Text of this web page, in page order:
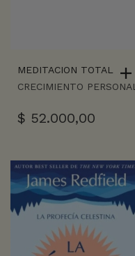
MEDITACION TOTAL
CRECIMIENTO PERSONAL
$ 52.000,00